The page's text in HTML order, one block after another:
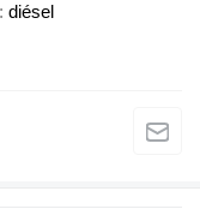
diésel